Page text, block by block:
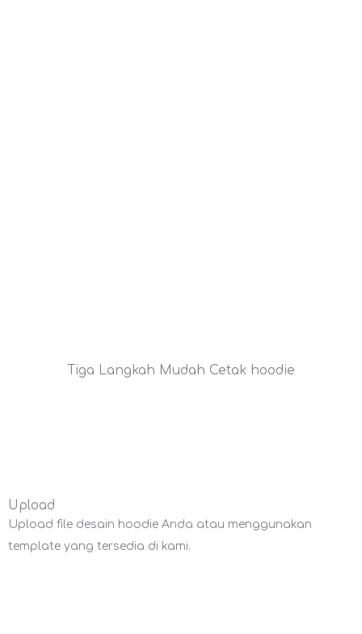
Tiga Langkah Mudah Cetak hoodie
Upload
Upload file desain hoodie Anda atau menggunakan
template yang tersedia di kami.